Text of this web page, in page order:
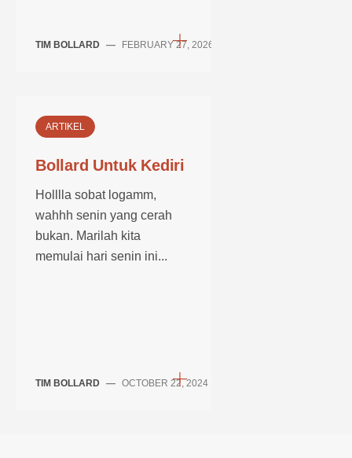
TIM BOLLARD — FEBRUARY 27, 2026
ARTIKEL
Bollard Untuk Kediri
Holllla sobat logamm,
wahhh senin yang cerah
bukan. Marilah kita
memulai hari senin ini...
TIM BOLLARD — OCTOBER 22, 2024